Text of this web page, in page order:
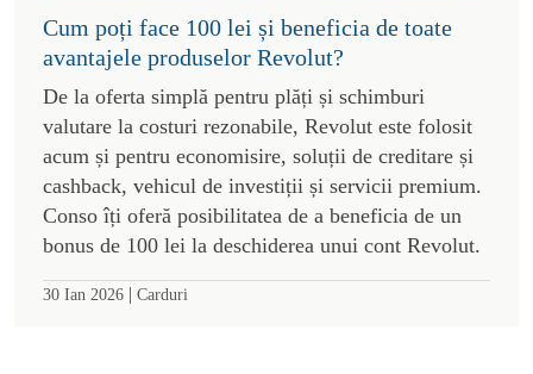
Cum poți face 100 lei și beneficia de toate
avantajele produselor Revolut?
De la oferta simplă pentru plăți și schimburi
valutare la costuri rezonabile, Revolut este folosit
acum și pentru economisire, soluții de creditare și
cashback, vehicul de investiții și servicii premium.
Conso îți oferă posibilitatea de a beneficia de un
bonus de 100 lei la deschiderea unui cont Revolut.
30 Ian 2026 | Carduri